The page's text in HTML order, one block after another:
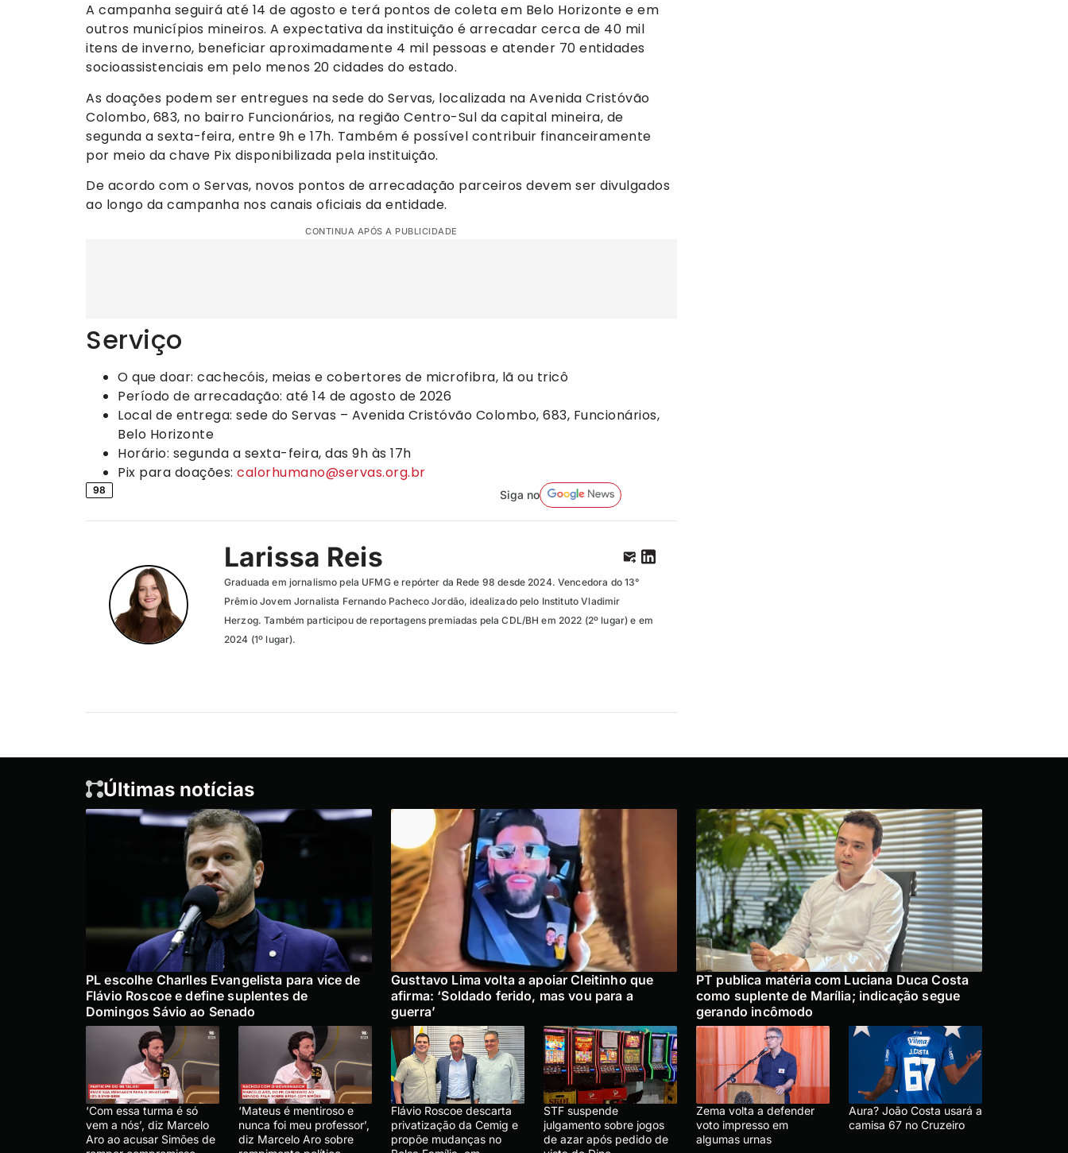
A campanha seguirá até 14 de agosto e terá pontos de coleta em Belo Horizonte e em
outros municípios mineiros. A expectativa da instituição é arrecadar cerca de 40 mil
itens de inverno, beneficiar aproximadamente 4 mil pessoas e atender 70 entidades
socioassistenciais em pelo menos 20 cidades do estado.
As doações podem ser entregues na sede do Servas, localizada na Avenida Cristóvão
Colombo, 683, no bairro Funcionários, na região Centro-Sul da capital mineira, de
segunda a sexta-feira, entre 9h e 17h. Também é possível contribuir financeiramente
por meio da chave Pix disponibilizada pela instituição.
De acordo com o Servas, novos pontos de arrecadação parceiros devem ser divulgados
ao longo da campanha nos canais oficiais da entidade.
CONTINUA APÓS A PUBLICIDADE
Serviço
O que doar: cachecóis, meias e cobertores de microfibra, lã ou tricô
Período de arrecadação: até 14 de agosto de 2026
Local de entrega: sede do Servas – Avenida Cristóvão Colombo, 683, Funcionários,
Belo Horizonte
Horário: segunda a sexta-feira, das 9h às 17h
Pix para doações: calorhumano@servas.org.br
98 Siga no
Larissa Reis
Graduada em jornalismo pela UFMG e repórter da Rede 98 desde 2024. Vencedora do 13°
Prêmio Jovem Jornalista Fernando Pacheco Jordão, idealizado pelo Instituto Vladimir
Herzog. Também participou de reportagens premiadas pela CDL/BH em 2022 (2º lugar) e em
2024 (1º lugar).
Últimas notícias
PL escolhe Charlles Evangelista para vice de
Flávio Roscoe e define suplentes de
Domingos Sávio ao Senado
Gusttavo Lima volta a apoiar Cleitinho que
afirma: ‘Soldado ferido, mas vou para a
guerra’
PT publica matéria com Luciana Duca Costa
como suplente de Marília; indicação segue
gerando incômodo
‘Com essa turma é só
vem a nós’, diz Marcelo
Aro ao acusar Simões de
‘Mateus é mentiroso e
nunca foi meu professor’,
diz Marcelo Aro sobre
Flávio Roscoe descarta
privatização da Cemig e
propõe mudanças no
STF suspende
julgamento sobre jogos
de azar após pedido de
Zema volta a defender
voto impresso em
algumas urnas
Aura? João Costa usará a
camisa 67 no Cruzeiro